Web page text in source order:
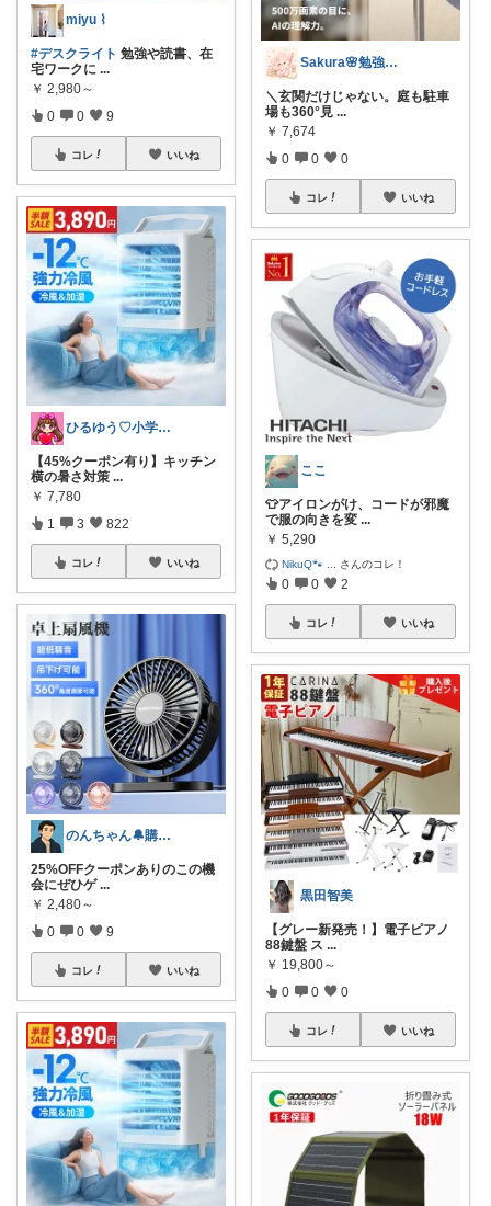
miyu ⌇
#デスクライト 勉強や読書、在
宅ワークに ...
￥ 2,980～
0 0 9
コレ いいね
ひるゆう♡小学生2児ママ
【45%クーポン有り】キッチン
横の暑さ対策 ...
￥ 7,780
1 3 822
コレ いいね
のんちゃん🔔購入感謝です✨
25%OFFクーポンありのこの機
会にぜひゲ ...
￥ 2,480～
0 0 9
コレ いいね
Sakura🌸勉強と暮らし愛用品
＼玄関だけじゃない。庭も駐車
場も360°見 ...
￥ 7,674
0 0 0
コレ いいね
ここ
👕アイロンがけ、コードが邪魔
で服の向きを変 ...
￥ 5,290
NikuQ🐾 さんのコレ！
0 0 2
コレ いいね
黒田智美
【グレー新発売！】電子ピアノ
88鍵盤 ス ...
￥ 19,800～
0 0 0
コレ いいね